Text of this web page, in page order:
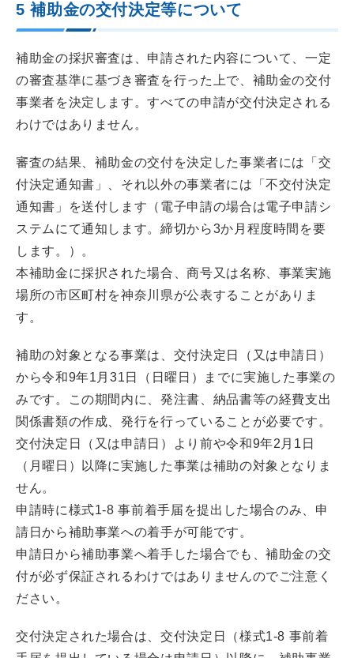
5 補助金の交付決定等について
補助金の採択審査は、申請された内容について、一定
の審査基準に基づき審査を行った上で、補助金の交付
事業者を決定します。すべての申請が交付決定される
わけではありません。
審査の結果、補助金の交付を決定した事業者には「交
付決定通知書」、それ以外の事業者には「不交付決定
通知書」を送付します（電子申請の場合は電子申請シ
ステムにて通知します。締切から3か月程度時間を要
します。）。
本補助金に採択された場合、商号又は名称、事業実施
場所の市区町村を神奈川県が公表することがありま
す。
補助の対象となる事業は、交付決定日（又は申請日）
から令和9年1月31日（日曜日）までに実施した事業の
みです。この期間内に、発注書、納品書等の経費支出
関係書類の作成、発行を行っていることが必要です。
交付決定日（又は申請日）より前や令和9年2月1日
（月曜日）以降に実施した事業は補助の対象となりま
せん。
申請時に様式1-8 事前着手届を提出した場合のみ、申
請日から補助事業への着手が可能です。
申請日から補助事業へ着手した場合でも、補助金の交
付が必ず保証されるわけではありませんのでご注意く
ださい。
交付決定された場合は、交付決定日（様式1-8 事前着